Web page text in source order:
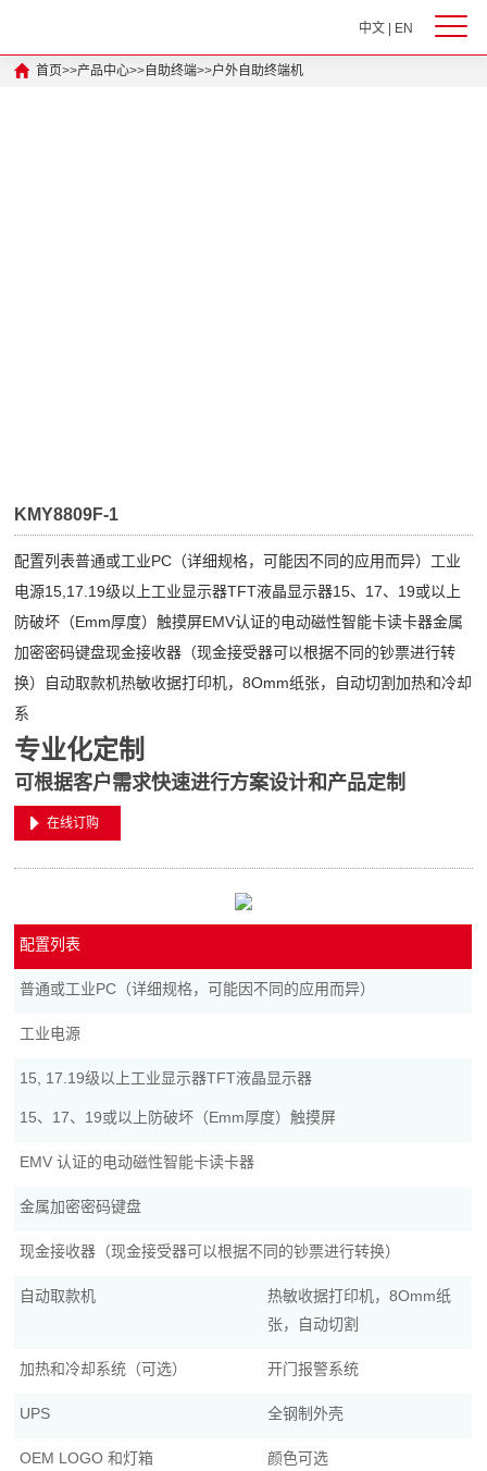
中文| EN
首页>>产品中心>>自助终端>>户外自助终端机
KMY8809F-1
配置列表普通或工业PC（详细规格，可能因不同的应用而异）工业
电源15,17.19级以上工业显示器TFT液晶显示器15、17、19或以上
防破坏（Emm厚度）触摸屏EMV认证的电动磁性智能卡读卡器金属
加密密码键盘现金接收器（现金接受器可以根据不同的钞票进行转
换）自动取款机热敏收据打印机，8Omm纸张，自动切割加热和冷却
系
专业化定制
可根据客户需求快速进行方案设计和产品定制
在线订购
配置列表
普通或工业PC（详细规格，可能因不同的应用而异）
工业电源
15, 17.19级以上工业显示器TFT液晶显示器
15、17、19或以上防破坏（Emm厚度）触摸屏
EMV 认证的电动磁性智能卡读卡器
金属加密密码键盘
现金接收器（现金接受器可以根据不同的钞票进行转换）
自动取款机
热敏收据打印机，8Omm纸
张，自动切割
加热和冷却系统（可选） 开门报警系统
UPS 全钢制外壳
OEM LOGO 和灯箱 颜色可选